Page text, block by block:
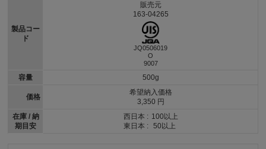
製品コー
ド
容量
価格
在庫 / 納
期目安
販売元
163-04265
JQ0506019
O
9007
500g
希望納入価格
3,350 円
西日本 : 100以上
東日本 :
50以上